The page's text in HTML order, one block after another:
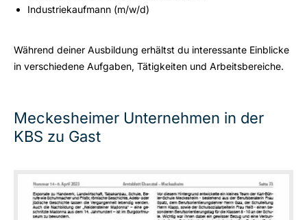
Industriekaufmann (m/w/d)
Während deiner Ausbildung erhältst du interessante Einblicke
in verschiedene Aufgaben, Tätigkeiten und Arbeitsbereiche.
Meckesheimer Unternehmen in der
KBS zu Gast